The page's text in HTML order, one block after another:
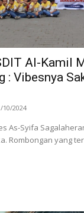
Al-Kamil
: Vibesnya
10/2024
As-Syifa
Rombongan yang